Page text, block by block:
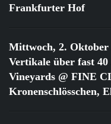
Frankfurter Hof
Mittwoch, 2. Oktober
Vertikale über fast
Vineyards @ FINE
Kronenschlösschen,